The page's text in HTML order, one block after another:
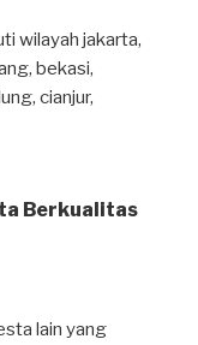
wilayah jakarta,
bekasi,
cianjur,
Berkualitas
lain yang